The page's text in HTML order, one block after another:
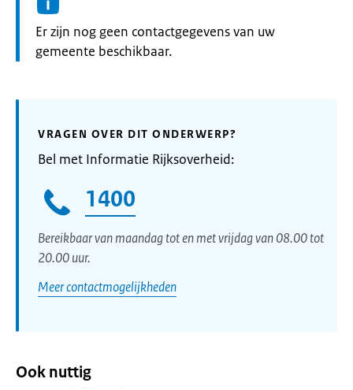
Informatie:
Er zijn nog geen contactgegevens van uw
gemeente beschikbaar.
VRAGEN OVER DIT ONDERWERP?
Bel met Informatie Rijksoverheid:
1400
Bereikbaar van maandag tot en met vrijdag van 08.00 tot
20.00 uur.
Meer contactmogelijkheden
Ook nuttig